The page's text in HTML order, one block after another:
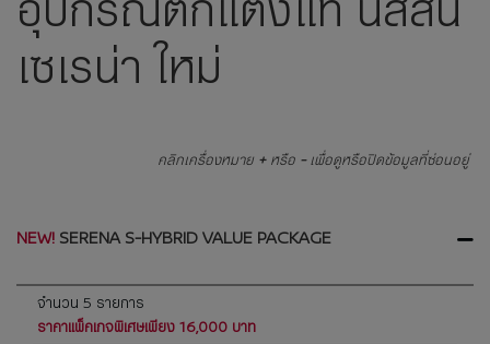
เซเรน่า ใหม่
คลิกเครื่องหมาย +หรือ -เพื่อดูหรือปิดข้อมูลที่ซ่อนอยู่
SERENA S-HYBRID VALUE PACKAGE
จำนวน 5 รายการ
ราคาแพ็คเกจพิเศษเพียง 16,000 บาท